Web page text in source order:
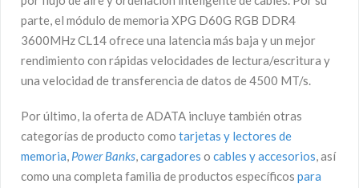
parte, el módulo de memoria XPG D60G RGB DDR4
3600MHz CL14 ofrece una latencia más baja y un mejor
rendimiento con rápidas velocidades de lectura/escritura y
una velocidad de transferencia de datos de 4500 MT/s.
Por último, la oferta de ADATA incluye también otras
categorías de producto como tarjetas y lectores de
memoria, Power Banks,cargadores o cables y accesorios, así
como una completa familia de productos específicos para